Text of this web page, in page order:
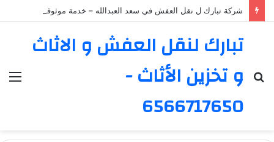
تبارك لنقل العفش و الاثاث
و تخزين الأثاث -
6566717650
بحث